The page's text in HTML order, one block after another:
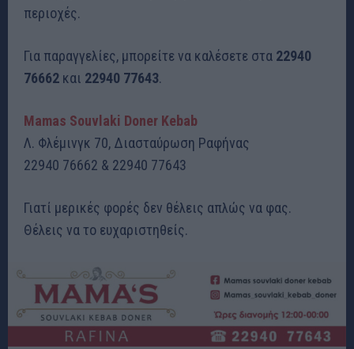
περιοχές.
Για παραγγελίες, μπορείτε να καλέσετε στα 22940
76662 και 22940 77643.
Mamas Souvlaki Doner Kebab
Λ. Φλέμινγκ 70, Διασταύρωση Ραφήνας
22940 76662 & 22940 77643
Γιατί μερικές φορές δεν θέλεις απλώς να φας.
Θέλεις να το ευχαριστηθείς.